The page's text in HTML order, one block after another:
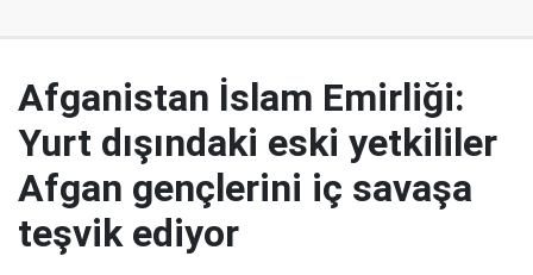
Afganistan İslam Emirliği:
Yurt dışındaki eski yetkililer
Afgan gençlerini iç savaşa
teşvik ediyor